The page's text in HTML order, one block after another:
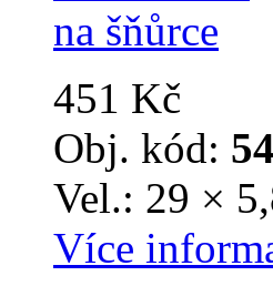
451 Kč
Obj. kód:
Vel.: 29 ×
Více